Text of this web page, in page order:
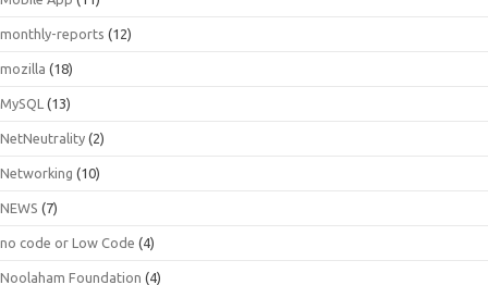
monthly-reports (12)
mozilla (18)
MySQL (13)
NetNeutrality (2)
Networking (10)
NEWS (7)
no code or Low Code (4)
Noolaham Foundation (4)